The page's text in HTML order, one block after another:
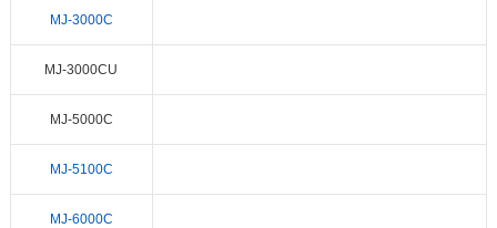
MJ-3000C
MJ-3000CU
MJ-5000C
MJ-5100C
MJ-6000C